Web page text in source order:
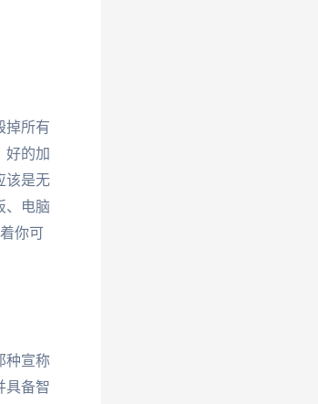
掉所有
好的加
该是无
、电脑
你可
种宣称
具备智